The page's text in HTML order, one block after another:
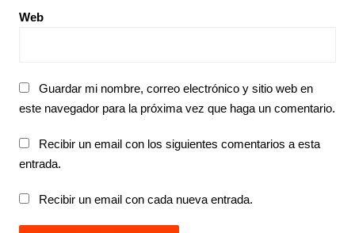
Web
Guardar mi nombre, correo electrónico y sitio web en
este navegador para la próxima vez que haga un comentario.
Recibir un email con los siguientes comentarios a esta
entrada.
Recibir un email con cada nueva entrada.